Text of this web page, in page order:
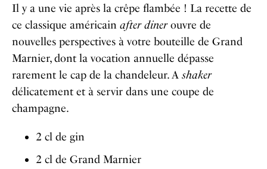
Il y a une vie après la crêpe flambée ! La recette de
ce classique américain after dinerouvre de
nouvelles perspectives à votre bouteille de Grand
Marnier, dont la vocation annuelle dépasse
rarement le cap de la chandeleur. A shaker
délicatement et à servir dans une coupe de
champagne.
2 cl de gin
2 cl de Grand Marnier